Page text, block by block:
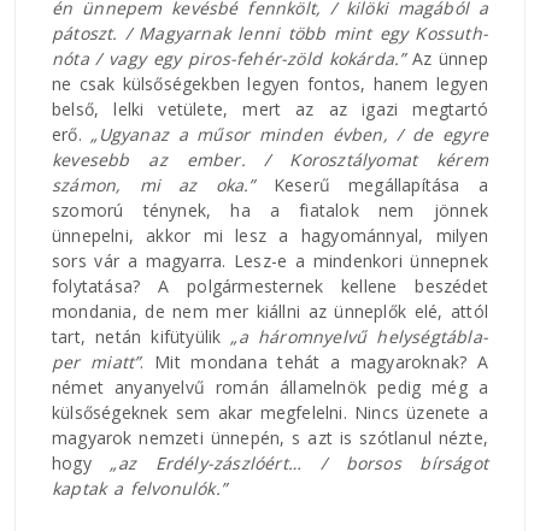
én ünnepem kevésbé fennkölt, / kilöki magából a
pátoszt. / Magyarnak lenni több mint egy Kossuth-
nóta / vagy egy piros-fehér-zöld kokárda.”Az ünnep
ne csak külsőségekben legyen fontos, hanem legyen
belső, lelki vetülete, mert az az igazi megtartó
erő. „Ugyanaz a műsor minden évben, / de egyre
kevesebb az ember. / Korosztályomat kérem
számon, mi az oka.” Keserű megállapítása a
szomorú ténynek, ha a fiatalok nem jönnek
ünnepelni, akkor mi lesz a hagyománnyal, milyen
sors vár a magyarra. Lesz-e a mindenkori ünnepnek
folytatása? A polgármesternek kellene beszédet
mondania, de nem mer kiállni az ünneplők elé, attól
tart, netán kifütyülik „a háromnyelvű helységtábla-
per miatt”. Mit mondana tehát a magyaroknak? A
német anyanyelvű román államelnök pedig még a
külsőségeknek sem akar megfelelni. Nincs üzenete a
magyarok nemzeti ünnepén, s azt is szótlanul nézte,
hogy „az Erdély-zászlóért… / borsos bírságot
kaptak a felvonulók.”